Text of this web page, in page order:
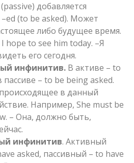
добавляется
(to be asked). Может
либо будущее время.
hope to see him today. –Я
его сегодня.
инфинитив. В активе – to
пассиве – to be being asked.
в данный
Например, She must be
– Она, должно быть,
инфинитив. Активный
asked, пассивный – to have